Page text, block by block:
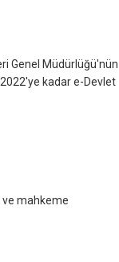
Genel Müdürlüğü'nün
2022'ye kadar e-Devlet
ve mahkeme